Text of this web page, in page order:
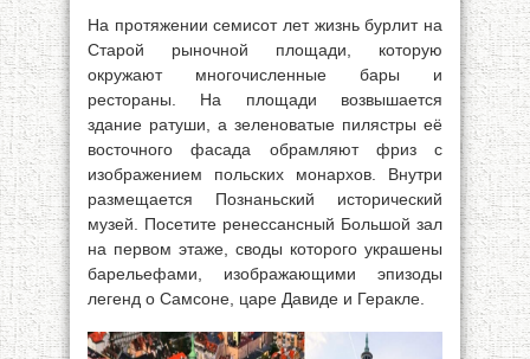
На протяжении семисот лет жизнь бурлит на
Старой рыночной площади, которую
окружают многочисленные бары и
рестораны. На площади возвышается
здание ратуши, а зеленоватые пилястры её
восточного фасада обрамляют фриз с
изображением польских монархов. Внутри
размещается Познаньский исторический
музей. Посетите ренессансный Большой зал
на первом этаже, своды которого украшены
барельефами, изображающими эпизоды
легенд о Самсоне, царе Давиде и Геракле.